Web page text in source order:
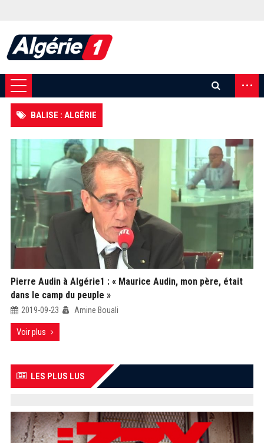
...
BALISE : ALGÉRIE
Pierre Audin à Algérie1 : « Maurice Audin, mon père, était
dans le camp du peuple »
2019-09-23 Amine Bouali
Voir plus
LES PLUS LUS